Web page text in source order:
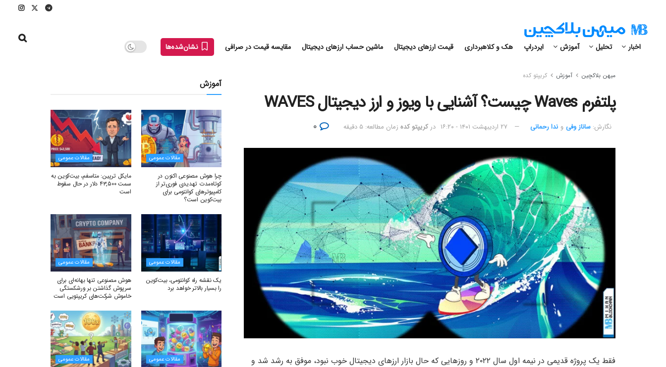
اخبار تحلیل آموزش ایردراپ هک و کلاهبرداری قیمت ارزهای دیجیتال ماشین حساب ارزهای دیجیتال مقایسه قیمت در صرافی نشان‌شده‌ها
میهن بلاکچین آموزش کریپتو کده
پلتفرم Waves چیست؟ آشنایی با ویوز و ارز دیجیتال WAVES
نگارش:‌ ساناز وفی و ندا رحمانی ۲۷ اردیبهشت ۱۴۰۱ - ۱۶:۲۰ در کریپتو کده زمان مطالعه: ۵ دقیقه
فقط یک پروژه قدیمی در نیمه اول سال ۲۰۲۲ و روزهایی که حال بازار ارزهای دیجیتال خوب نبود،‌ موفق به رشد شد و
آموزش
مقالات عمومی
چرا هوش مصنوعی اکنون در
کوتاه‌مدت تهدیدی فوری‌تر از
کامپیوترهای کوانتومی برای
بیت‌کوین است؟
مقالات عمومی
مایکل ترپین: متاسفم، بیت‌کوین به
سمت ۴۳,۵۰۰ دلار در حال سقوط
است
مقالات عمومی
یک نقشه راه کوانتومی، بیت‌کوین
را بسیار بالاتر خواهد برد
مقالات عمومی
هوش مصنوعی تنها بهانه‌ای برای
سرپوش گذاشتن بر ورشکستگی
خاموش شرکت‌های کریپتویی است
مقالات عمومی مقالات عمومی